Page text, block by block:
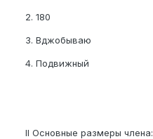
2. 180
3. Вджобываю
4. Подвижный
II Основные размеры члена: